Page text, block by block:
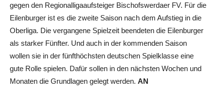
gegen den Regionalligaaufsteiger Bischofswerdaer FV. Für die
Eilenburger ist es die zweite Saison nach dem Aufstieg in die
Oberliga. Die vergangene Spielzeit beendeten die Eilenburger
als starker Fünfter. Und auch in der kommenden Saison
wollen sie in der fünfthöchsten deutschen Spielklasse eine
gute Rolle spielen. Dafür sollen in den nächsten Wochen und
Monaten die Grundlagen gelegt werden. AN